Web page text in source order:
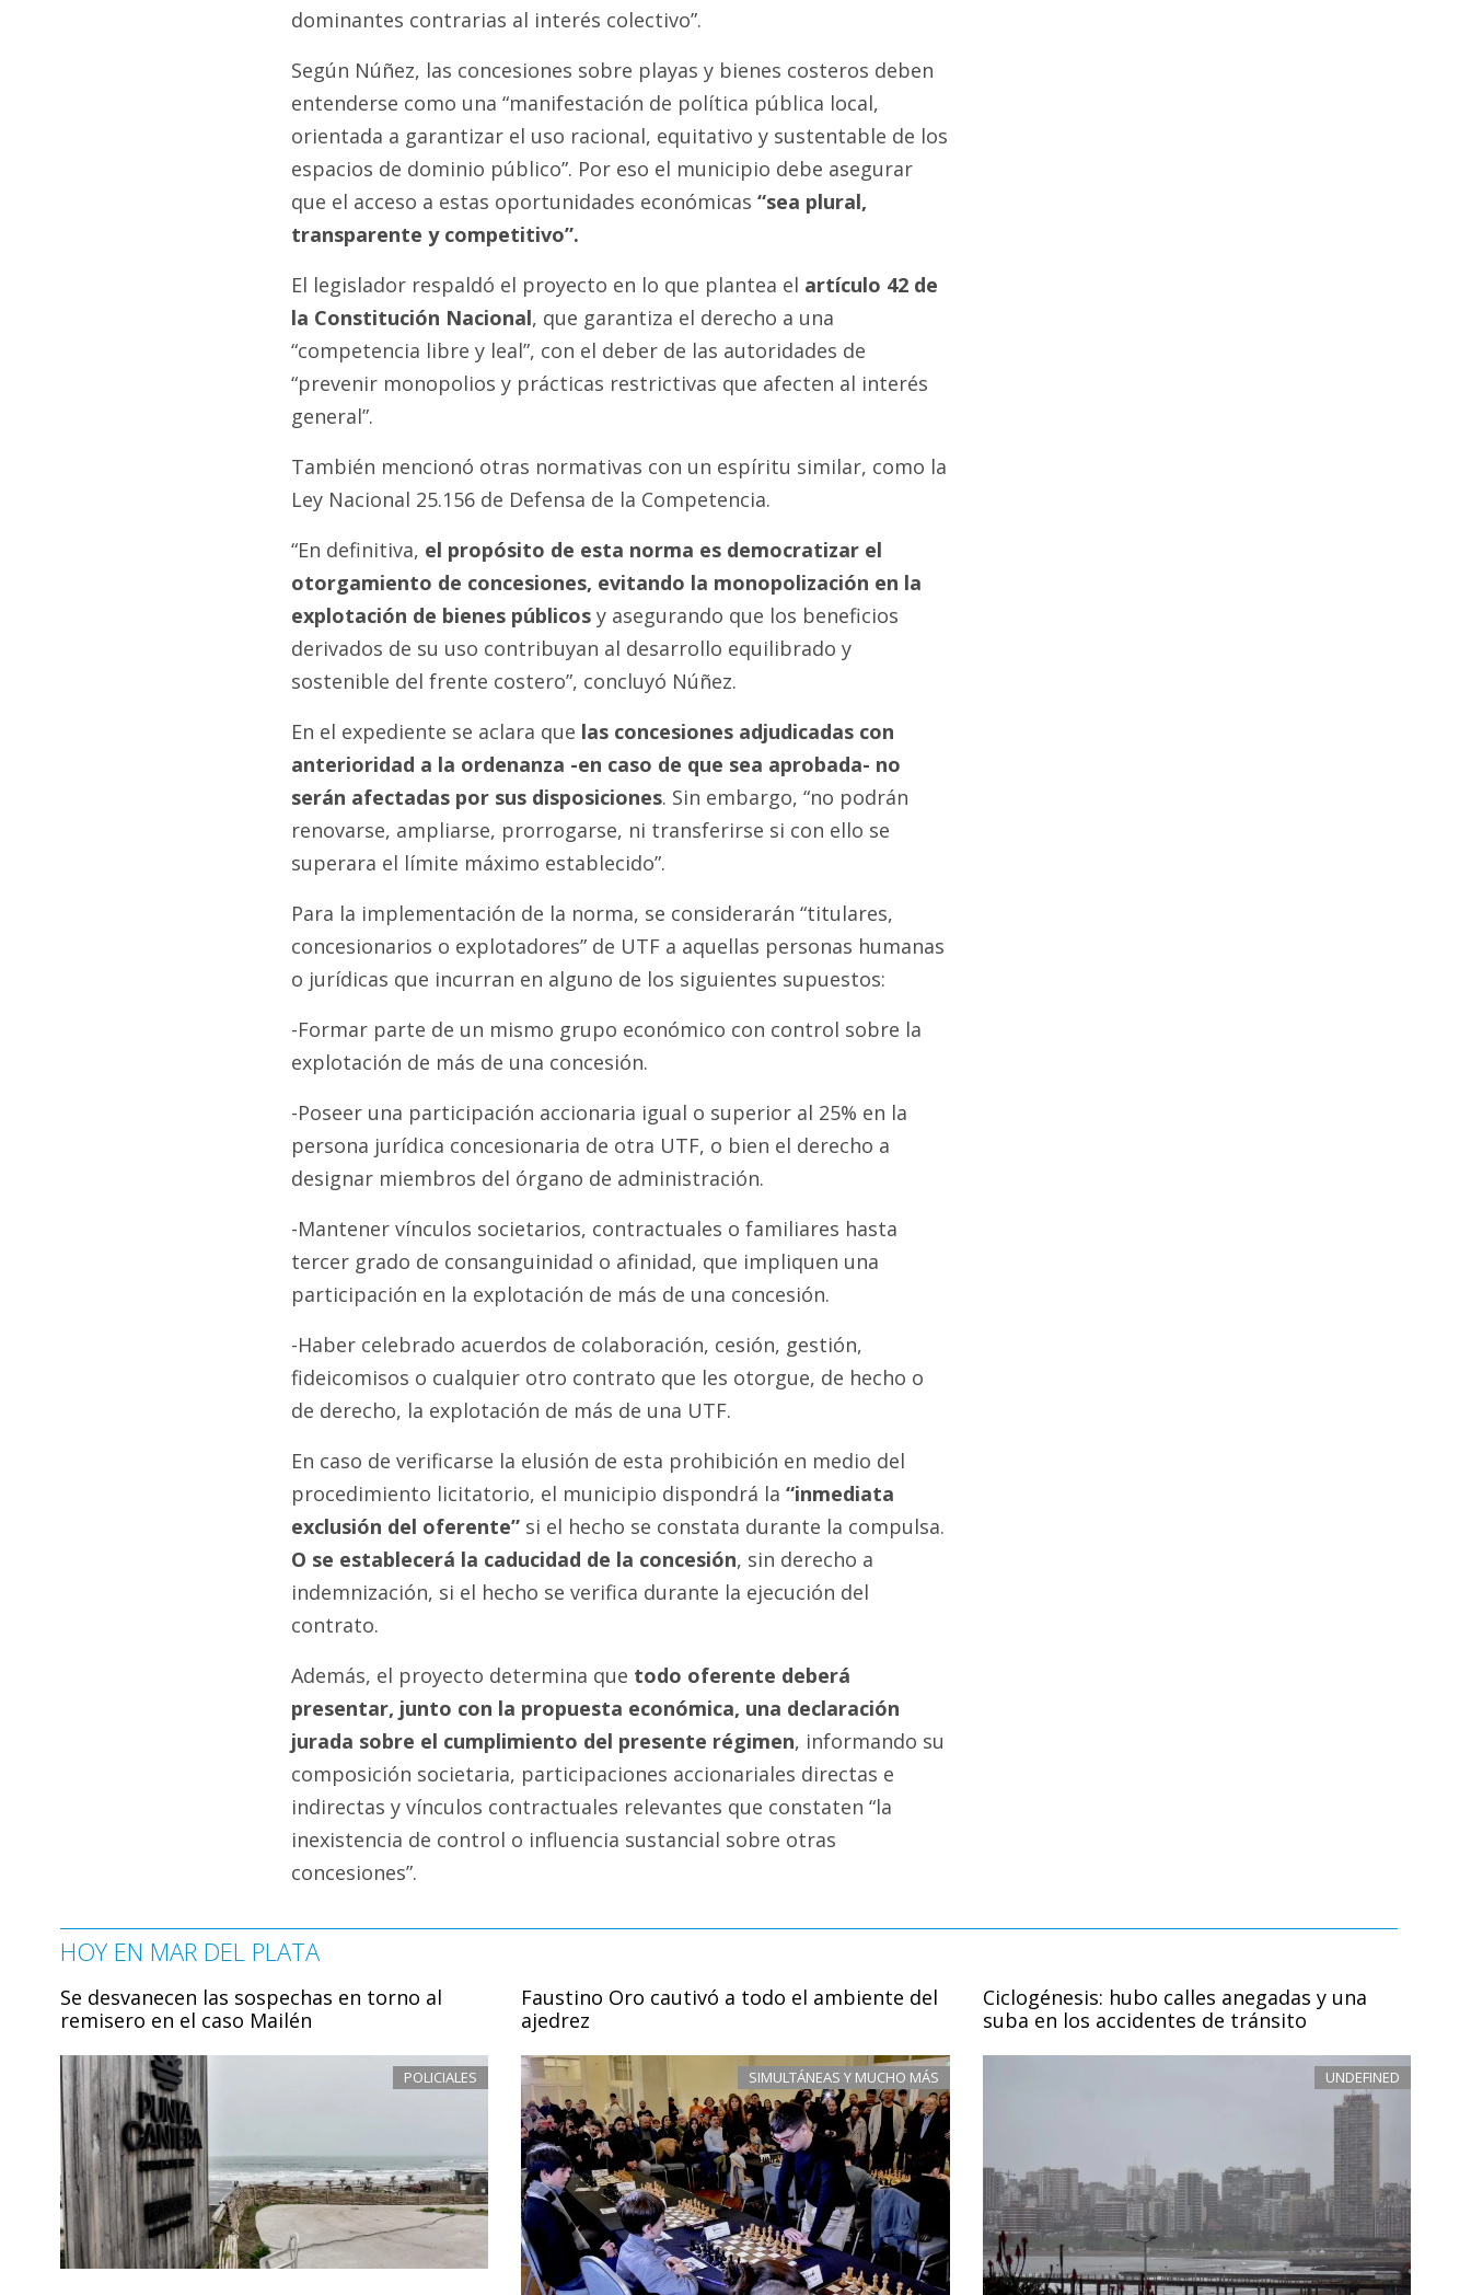
dominantes contrarias al interés colectivo”.
Según Núñez, las concesiones sobre playas y bienes costeros deben
entenderse como una “manifestación de política pública local,
orientada a garantizar el uso racional, equitativo y sustentable de los
espacios de dominio público”. Por eso el municipio debe asegurar
que el acceso a estas oportunidades económicas “sea plural,
transparente y competitivo”.
El legislador respaldó el proyecto en lo que plantea el artículo 42 de
la Constitución Nacional, que garantiza el derecho a una
“competencia libre y leal”, con el deber de las autoridades de
“prevenir monopolios y prácticas restrictivas que afecten al interés
general”.
También mencionó otras normativas con un espíritu similar, como la
Ley Nacional 25.156 de Defensa de la Competencia.
“En definitiva, el propósito de esta norma es democratizar el
otorgamiento de concesiones, evitando la monopolización en la
explotación de bienes públicosy asegurando que los beneficios
derivados de su uso contribuyan al desarrollo equilibrado y
sostenible del frente costero”, concluyó Núñez.
En el expediente se aclara que las concesiones adjudicadas con
anterioridad a la ordenanza -en caso de que sea aprobada- no
serán afectadas por sus disposiciones. Sin embargo, “no podrán
renovarse, ampliarse, prorrogarse, ni transferirse si con ello se
superara el límite máximo establecido”.
Para la implementación de la norma, se considerarán “titulares,
concesionarios o explotadores” de UTF a aquellas personas humanas
o jurídicas que incurran en alguno de los siguientes supuestos:
-Formar parte de un mismo grupo económico con control sobre la
explotación de más de una concesión.
-Poseer una participación accionaria igual o superior al 25% en la
persona jurídica concesionaria de otra UTF, o bien el derecho a
designar miembros del órgano de administración.
-Mantener vínculos societarios, contractuales o familiares hasta
tercer grado de consanguinidad o afinidad, que impliquen una
participación en la explotación de más de una concesión.
-Haber celebrado acuerdos de colaboración, cesión, gestión,
fideicomisos o cualquier otro contrato que les otorgue, de hecho o
de derecho, la explotación de más de una UTF.
En caso de verificarse la elusión de esta prohibición en medio del
procedimiento licitatorio, el municipio dispondrá la “inmediata
exclusión del oferente”si el hecho se constata durante la compulsa.
O se establecerá la caducidad de la concesión, sin derecho a
indemnización, si el hecho se verifica durante la ejecución del
contrato.
Además, el proyecto determina que todo oferente deberá
presentar, junto con la propuesta económica, una declaración
jurada sobre el cumplimiento del presente régimen, informando su
composición societaria, participaciones accionariales directas e
indirectas y vínculos contractuales relevantes que constaten “la
inexistencia de control o influencia sustancial sobre otras
concesiones”.
HOY EN MAR DEL PLATA
Se desvanecen las sospechas en torno al
remisero en el caso Mailén
POLICIALES
Faustino Oro cautivó a todo el ambiente del
ajedrez
SIMULTÁNEAS Y MUCHO MÁS
Ciclogénesis: hubo calles anegadas y una
suba en los accidentes de tránsito
UNDEFINED